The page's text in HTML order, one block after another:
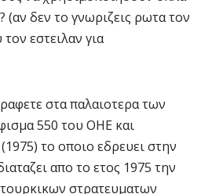
δεν το γνωριζεις ρωτα τον
εστειλαν για
στα παλαιοτερα των
550 του ΟΗΕ και
το οποιο εδρευει στην
απο το ετος 1975 την
στρατευματων